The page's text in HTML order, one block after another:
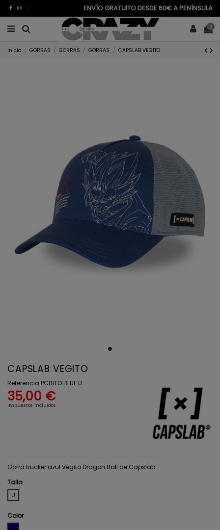
ENVÍO GRATUITO DESDE 60€ A PENÍNSULA
0
Inicio GORRAS GORRAS GORRAS CAPSLAB VEGITO
CAPSLAB VEGITO
Referencia PCBITO.BLUE.U
35,00 €
Impuestos incluidos
Gorra trucker azul Vegito Dragon Ball de Capslab
Talla
U
Color